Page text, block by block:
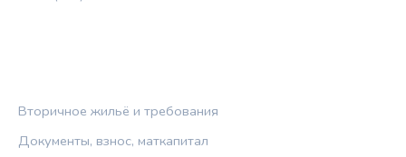
Вторичное жильё и требования
Документы, взнос, маткапитал